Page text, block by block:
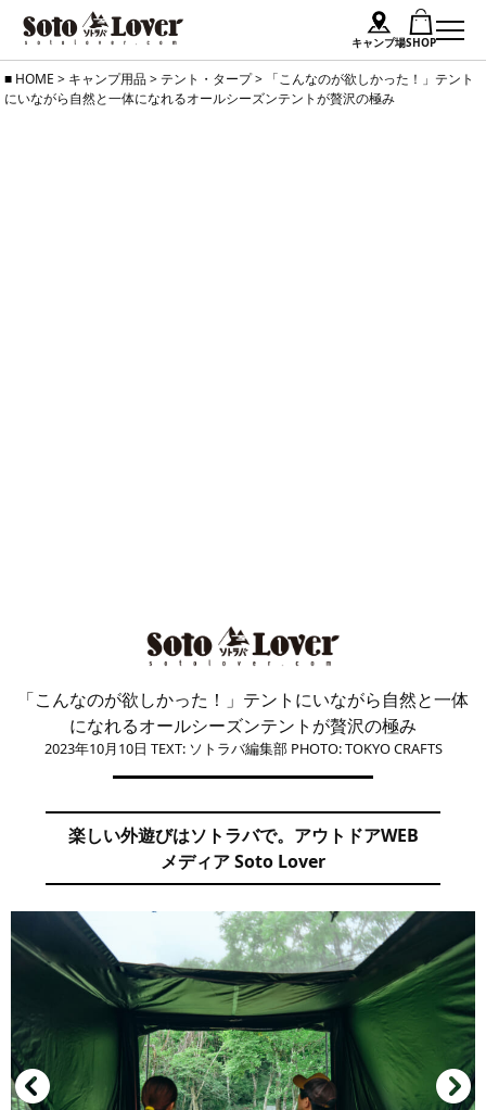
キャンプ場SHOP
Skip
to
HOME > キャンプ用品> テント・タープ> 「こんなのが欲しかった！」テント
にいながら自然と一体になれるオールシーズンテントが贅沢の極み
「こんなのが欲しかった！」テントにいながら自然と一体
になれるオールシーズンテントが贅沢の極み
2023年10月10日 TEXT: ソトラバ編集部 PHOTO: TOKYO CRAFTS
楽しい外遊びはソトラバで。アウトドアWEB
メディア Soto Lover